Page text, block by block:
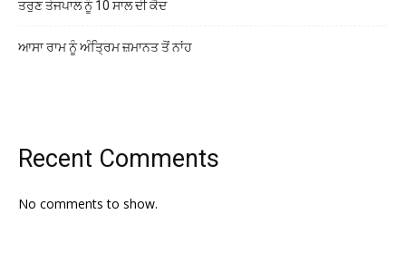
ਤਰੁਣ ਤੇਜਪਾਲ ਨੂੰ 10 ਸਾਲ ਦੀ ਕੈਦ
ਆਸਾ ਰਾਮ ਨੂੰ ਅੰਤ੍ਰਿਮ ਜ਼ਮਾਨਤ ਤੋਂ ਨਾਂਹ
Recent Comments
No comments to show.